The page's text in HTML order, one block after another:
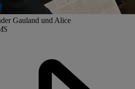
Gauland und Alice